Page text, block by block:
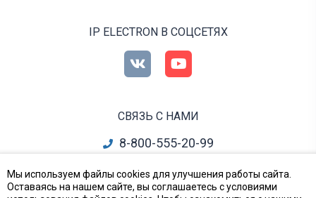
IP ELECTRON В СОЦСЕТЯХ
СВЯЗЬ С НАМИ
8-800-555-20-99
info@ipelectron.ru
все контакты
Мы используем файлы cookies для улучшения работы сайта.
Оставаясь на нашем сайте, вы соглашаетесь с условиями